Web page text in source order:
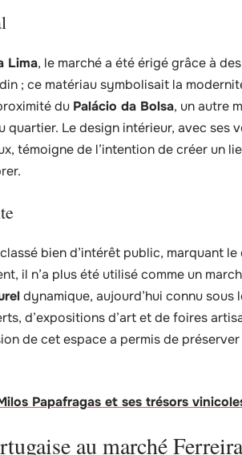
Lima, le marché a été érigé grâce à
; ce matériau symbolisait la
du Palácio da Bolsa, un autre
Le design intérieur, avec ses
témoigne de l’intention de créer un
bien d’intérêt public, marquant
il n’a plus été utilisé comme un
dynamique, aujourd’hui connu sous
d’expositions d’art et de foires
de cet espace a permis de
Papafragas et ses trésors
au marché